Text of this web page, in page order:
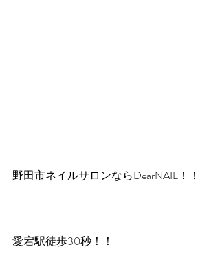
野田市ネイルサロンならDearNAIL！！
愛宕駅徒歩30秒！！